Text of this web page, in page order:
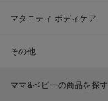
マタニティ ボディケア
その他
ママ&ベビーの商品を探す